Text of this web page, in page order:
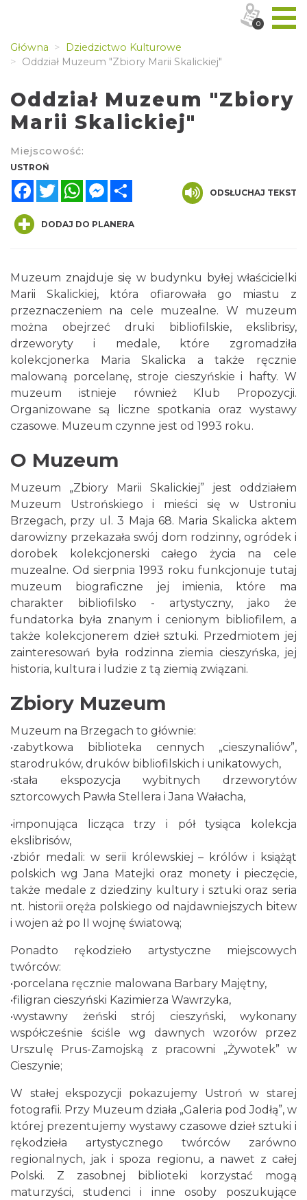
Główna
Dziedzictwo Kulturowe
Oddział Muzeum "Zbiory Marii Skalickiej"
Oddział Muzeum "Zbiory
Marii Skalickiej"
Miejscowość:
USTROŃ
FacebookTwitterWhatsAppMessenger
ODSŁUCHAJ TEKST
DODAJ DO PLANERA
Muzeum znajduje się w budynku byłej właścicielki
Marii Skalickiej, która ofiarowała go miastu z
przeznaczeniem na cele muzealne. W muzeum
można obejrzeć druki bibliofilskie, ekslibrisy,
drzeworyty i medale, które zgromadziła
kolekcjonerka Maria Skalicka a także ręcznie
malowaną porcelanę, stroje cieszyńskie i hafty. W
muzeum istnieje również Klub Propozycji.
Organizowane są liczne spotkania oraz wystawy
czasowe. Muzeum czynne jest od 1993 roku.
O Muzeum
Muzeum „Zbiory Marii Skalickiej” jest oddziałem
Muzeum Ustrońskiego i mieści się w Ustroniu
Brzegach, przy ul. 3 Maja 68. Maria Skalicka aktem
darowizny przekazała swój dom rodzinny, ogródek i
dorobek kolekcjonerski całego życia na cele
muzealne. Od sierpnia 1993 roku funkcjonuje tutaj
muzeum biograficzne jej imienia, które ma
charakter bibliofilsko - artystyczny, jako że
fundatorka była znanym i cenionym bibliofilem, a
także kolekcjonerem dzieł sztuki. Przedmiotem jej
zainteresowań była rodzinna ziemia cieszyńska, jej
historia, kultura i ludzie z tą ziemią związani.
Zbiory Muzeum
Muzeum na Brzegach to głównie:
•zabytkowa biblioteka cennych „cieszynaliów”,
starodruków, druków bibliofilskich i unikatowych,
•stała ekspozycja wybitnych drzeworytów
sztorcowych Pawła Stellera i Jana Wałacha,
•imponująca licząca trzy i pół tysiąca kolekcja
ekslibrisów,
•zbiór medali: w serii królewskiej – królów i książąt
polskich wg Jana Matejki oraz monety i pieczęcie,
także medale z dziedziny kultury i sztuki oraz seria
nt. historii oręża polskiego od najdawniejszych bitew
i wojen aż po II wojnę światową;
Ponadto rękodzieło artystyczne miejscowych
twórców:
•porcelana ręcznie malowana Barbary Majętny,
•filigran cieszyński Kazimierza Wawrzyka,
•wystawny żeński strój cieszyński, wykonany
współcześnie ściśle wg dawnych wzorów przez
Urszulę Prus-Zamojską z pracowni „Żywotek” w
Cieszynie;
W stałej ekspozycji pokazujemy Ustroń w starej
fotografii. Przy Muzeum działa „Galeria pod Jodłą”, w
której prezentujemy wystawy czasowe dzieł sztuki i
rękodzieła artystycznego twórców zarówno
regionalnych, jak i spoza regionu, a nawet z całej
Polski. Z zasobnej biblioteki korzystać mogą
maturzyści, studenci i inne osoby poszukujące
0